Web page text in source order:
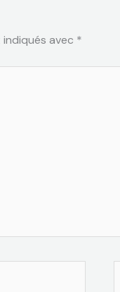
avec *